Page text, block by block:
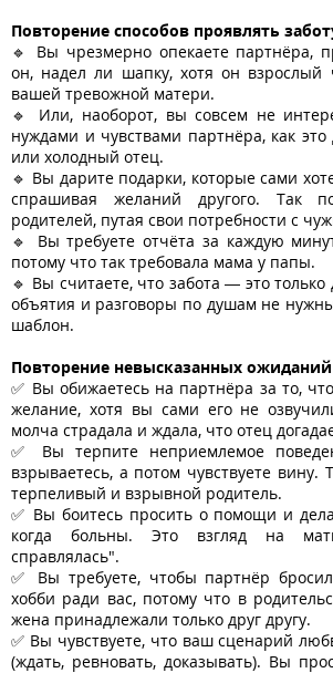
Повторение способов проявлять
🔹 Вы чрезмерно опекаете партнёра,
он, надел ли шапку, хотя он взрослый
вашей тревожной матери.
🔹 Или, наоборот, вы совсем не
нуждами и чувствами партнёра, как
или холодный отец.
🔹 Вы дарите подарки, которые сами
спрашивая желаний другого. Так
родителей, путая свои потребности с
🔹 Вы требуете отчёта за каждую
потому что так требовала мама у папы.
🔹 Вы считаете, что забота — это
объятия и разговоры по душам не
шаблон.
Повторение невысказанных
✅ Вы обижаетесь на партнёра за то,
желание, хотя вы сами его не
молча страдала и ждала, что отец
✅ Вы терпите неприемлемое
взрываетесь, а потом чувствуете вину.
терпеливый и взрывной родитель.
✅ Вы боитесь просить о помощи и
когда больны. Это взгляд на
справлялась".
✅ Вы требуете, чтобы партнёр
хобби ради вас, потому что в
жена принадлежали только друг другу.
✅ Вы чувствуете, что ваш сценарий
(ждать, ревновать, доказывать). Вы